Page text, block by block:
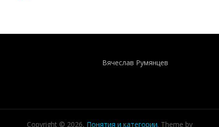
Вячеслав Румянцев
Copyright © 2026, Понятия и категории. Theme by